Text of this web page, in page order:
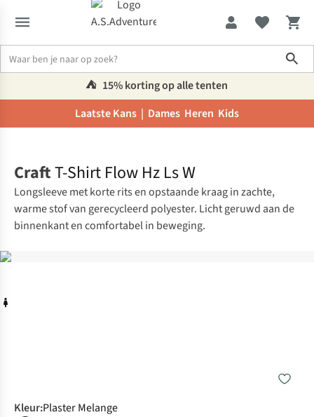
⛺️ 15% korting op alle tenten
Laatste Kans | Dames Heren Kids
CraftT-Shirt Flow Hz Ls W
Longsleeve met korte rits en opstaande kraag in zachte,
warme stof van gerecycleerd polyester. Licht geruwd aan de
binnenkant en comfortabel in beweging.
Kleur:Plaster Melange